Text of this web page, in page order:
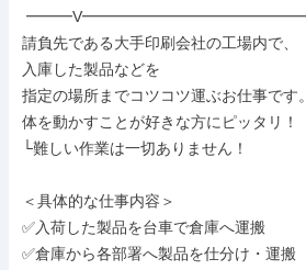
請負先である大手印刷会社の工場内で、
入庫した製品などを
指定の場所までコツコツ運ぶお仕事です。
体を動かすことが好きな方にピッタリ！
└難しい作業は一切ありません！
＜具体的な仕事内容＞
✅入荷した製品を台車で倉庫へ運搬
✅倉庫から各部署へ製品を仕分け・運搬